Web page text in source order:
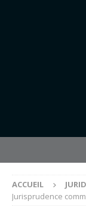
ACCUEIL
Jurisprudence